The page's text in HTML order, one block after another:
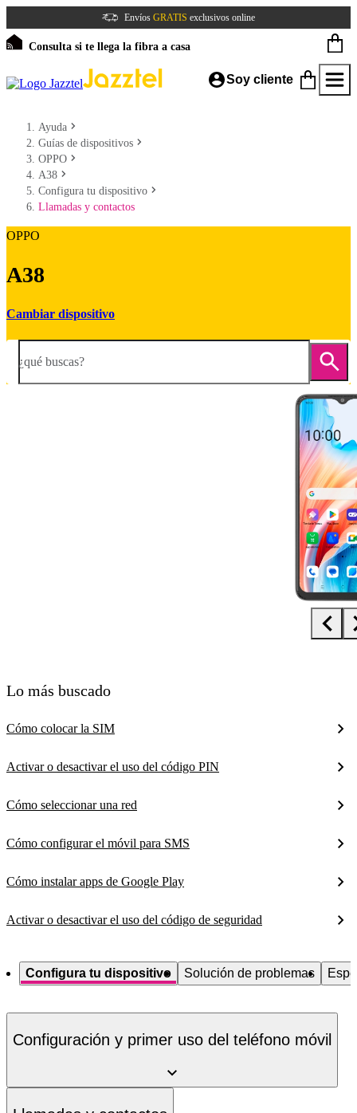
Envíos GRATIS exclusivos online
Consulta si te llega la fibra a casa
Soy cliente
Ayuda
Guías de dispositivos
OPPO
A38
Configura tu dispositivo
Llamadas y contactos
OPPO
A38
Cambiar dispositivo
¿qué buscas?
Lo más buscado
Cómo colocar la SIM
Activar o desactivar el uso del código PIN
Cómo seleccionar una red
Cómo configurar el móvil para SMS
Cómo instalar apps de Google Play
Activar o desactivar el uso del código de seguridad
Configura tu dispositivo Solución de problemas
Configuración y primer uso del teléfono móvil